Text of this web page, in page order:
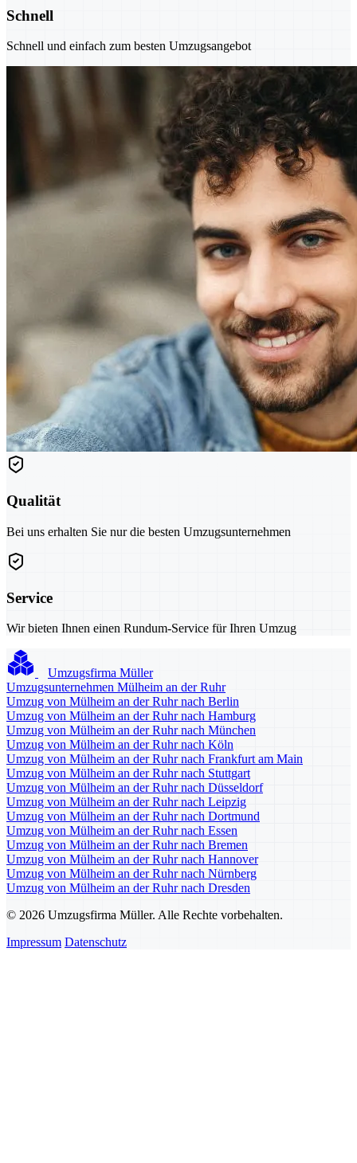
Schnell
Schnell und einfach zum besten Umzugsangebot
Qualität
Bei uns erhalten Sie nur die besten Umzugsunternehmen
Service
Wir bieten Ihnen einen Rundum-Service für Ihren Umzug
Umzugsfirma Müller
Umzugsunternehmen Mülheim an der Ruhr
Umzug von Mülheim an der Ruhr nach Berlin
Umzug von Mülheim an der Ruhr nach Hamburg
Umzug von Mülheim an der Ruhr nach München
Umzug von Mülheim an der Ruhr nach Köln
Umzug von Mülheim an der Ruhr nach Frankfurt am Main
Umzug von Mülheim an der Ruhr nach Stuttgart
Umzug von Mülheim an der Ruhr nach Düsseldorf
Umzug von Mülheim an der Ruhr nach Leipzig
Umzug von Mülheim an der Ruhr nach Dortmund
Umzug von Mülheim an der Ruhr nach Essen
Umzug von Mülheim an der Ruhr nach Bremen
Umzug von Mülheim an der Ruhr nach Hannover
Umzug von Mülheim an der Ruhr nach Nürnberg
Umzug von Mülheim an der Ruhr nach Dresden
© 2026 Umzugsfirma Müller. Alle Rechte vorbehalten.
Impressum Datenschutz